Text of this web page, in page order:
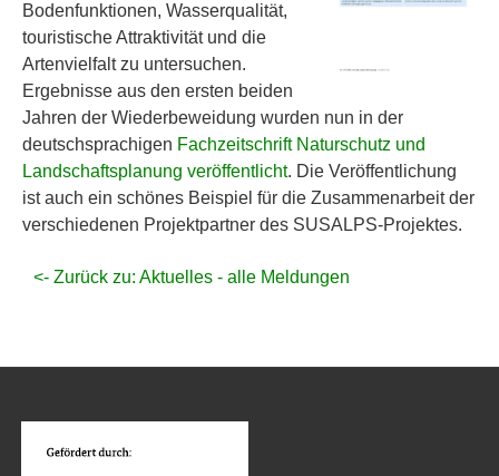
Bodenfunktionen, Wasserqualität,
touristische Attraktivität und die
Artenvielfalt zu untersuchen.
Ergebnisse aus den ersten beiden
Jahren der Wiederbeweidung wurden nun in der
deutschsprachigen Fachzeitschrift Naturschutz und
Landschaftsplanung veröffentlicht. Die Veröffentlichung
ist auch ein schönes Beispiel für die Zusammenarbeit der
verschiedenen Projektpartner des SUSALPS-Projektes.
<- Zurück zu: Aktuelles - alle Meldungen